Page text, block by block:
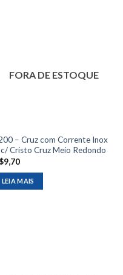
FORA DE ESTOQUE
– Cruz com Corrente Inox
c/ Cristo Cruz Meio Redondo
9,70
LEIA MAIS